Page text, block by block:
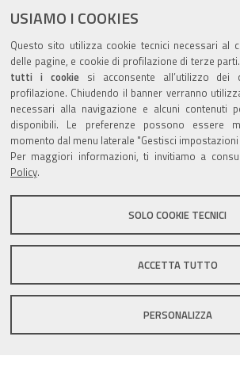
USIAMO I COOKIES
Questo sito utilizza cookie tecnici necessari al
delle pagine, e cookie di profilazione di terze
tutti i cookiesi acconsente all’utilizzo dei
profilazione. Chiudendo il banner verranno
necessari alla navigazione e alcuni contenuti
disponibili. Le preferenze possono essere
momento dal menu laterale "Gestisci impostazioni
Per maggiori informazioni, ti invitiamo a
Policy.
SOLO COOKIE TECNICI
ACCETTA TUTTO
PERSONALIZZA
Agenda eventi
torna alla sezione
Valuta questo
Sito istituzionale Comune di
DPO|Accessibilità